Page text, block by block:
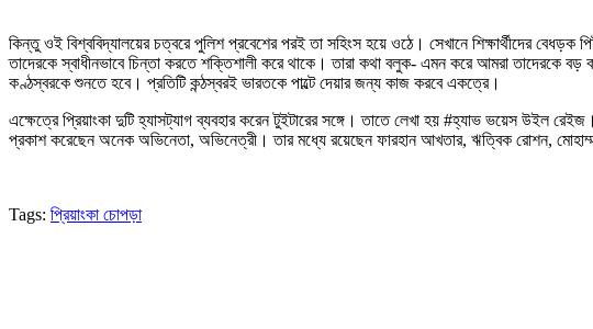
কিন্তু ওই বিশ্ববিদ্যালয়ের চত্বরে পুলিশ প্রবেশের পরই তা সহিংস হয়ে ওঠে। সেখানে শিক্ষার্থীদের
তাদেরকে স্বাধীনভাবে চিন্তা করতে শক্তিশালী করে থাকে। তারা কথা বলুক- এমন করে আমরা তাদেরকে
কণ্ঠস্বরকে শুনতে হবে। প্রতিটি কন্ঠস্বরই ভারতকে পাল্টে দেয়ার জন্য কাজ করবে একত্রে।
এক্ষেত্রে প্রিয়াংকা দুটি হ্যাসট্যাগ ব্যবহার করেন টুইটারের সঙ্গে। তাতে লেখা হয় #হ্যাভ ভয়েস উইল
প্রকাশ করেছেন অনেক অভিনেতা, অভিনেত্রী। তার মধ্যে রয়েছেন ফারহান আখতার, ঋত্বিক রোশন,
Tags: প্রিয়াংকা চোপড়া